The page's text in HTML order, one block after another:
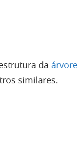
da árvore
similares.